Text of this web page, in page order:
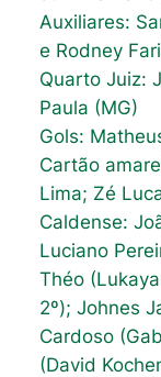
Auxiliares:
e Rodney
Quarto Juiz:
Paula (MG)
Gols:
Cartão
Lima; Zé
Caldense:
Luciano
Théo
2º); Johnes
Cardoso
(David